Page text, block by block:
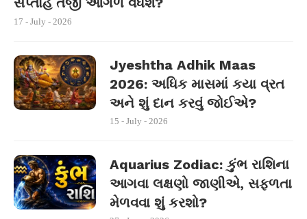
17 - July - 2026
Jyeshtha Adhik Maas
2026: અધિક માસમાં કયા વ્રત
અને શું દાન કરવું જોઈએ?
15 - July - 2026
Aquarius Zodiac: કુંભ રાશિના
આગવા લક્ષણો જાણીએ, સફળતા
મેળવવા શું કરશો?